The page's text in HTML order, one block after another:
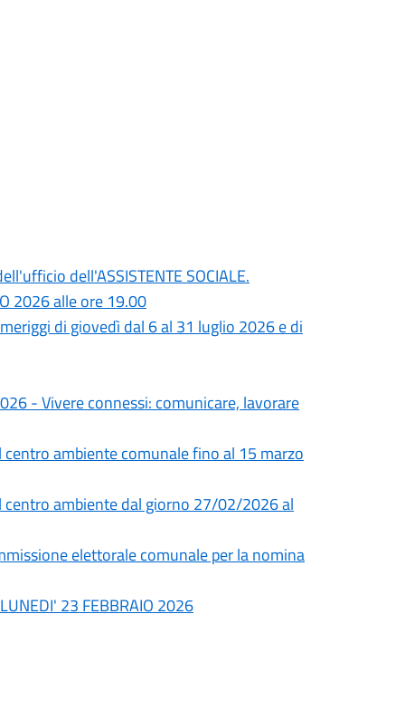
dell'ASSISTENTE SOCIALE.
2026 alle ore 19.00
di giovedì dal 6 al 31 luglio 2026 e di
- Vivere connessi: comunicare, lavorare
ambiente comunale fino al 15 marzo
ambiente dal giorno 27/02/2026 al
elettorale comunale per la nomina
23 FEBBRAIO 2026